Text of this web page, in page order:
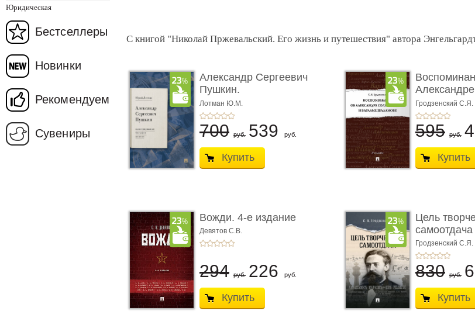
Юридическая
Бестселлеры
Новинки
Рекомендуем
Сувениры
С книгой "Николай Пржевальский. Его жизнь и путешествия" автора
Александр Сергеевич
Пушкин.
Иллюстрированная ...
Лотман Ю.М.
700 руб. 539 руб.
Купить
и Варл ...
Гродзенский С.Я.
595 руб.
Купить
Вожди. 4-е издание
Девятов С.В.
294 руб. 226 руб.
Купить
Цель
самоотдача
Гродзенский С.Я.
830 руб.
Купить